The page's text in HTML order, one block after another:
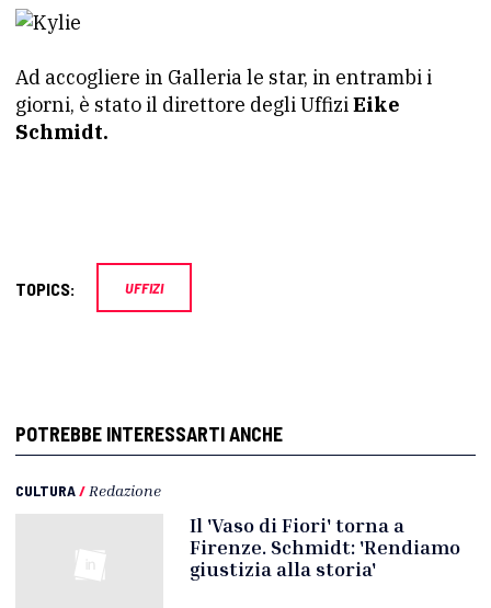
Ad accogliere in Galleria le star, in entrambi i
giorni, è stato il direttore degli UffiziEike
Schmidt.
TOPICS: UFFIZI
POTREBBE INTERESSARTI ANCHE
CULTURA/ Redazione
Il 'Vaso di Fiori' torna a
Firenze. Schmidt: 'Rendiamo
giustizia alla storia'